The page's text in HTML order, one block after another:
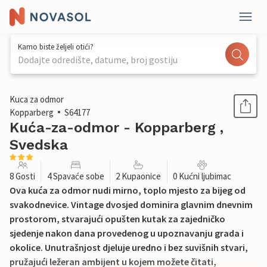
Kamo biste željeli otići?
Dodajte odredište, datume, broj gostiju
1 / 32
Kuca za odmor
Kopparberg
S64177
Kuća-za-odmor - Kopparberg ,
Svedska
8 Gosti 4 Spavaće sobe 2 Kupaonice 0 Kućni ljubimac
Ova kuća za odmor nudi mirno, toplo mjesto za bijeg od
svakodnevice. Vintage dvosjed dominira glavnim dnevnim
prostorom, stvarajući opušten kutak za zajedničko
sjedenje nakon dana provedenog u upoznavanju grada i
okolice. Unutrašnjost djeluje uredno i bez suvišnih stvari,
pružajući ležeran ambijent u kojem možete čitati,